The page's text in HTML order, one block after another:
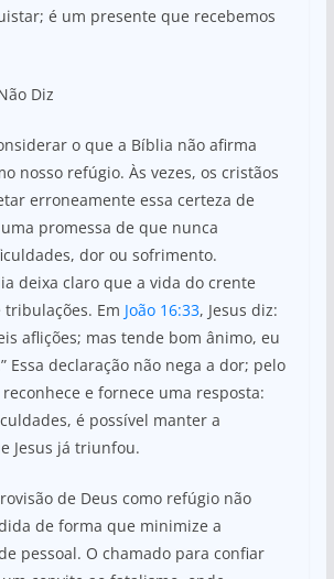
é um presente que recebemos
Diz
o que a Bíblia não afirma
nosso refúgio. Às vezes, os cristãos
erroneamente essa certeza de
promessa de que nunca
dor ou sofrimento.
deixa claro que a vida do crente
Em João 16:33, Jesus diz:
aflições; mas tende bom ânimo, eu
Essa declaração não nega a dor; pelo
e fornece uma resposta:
é possível manter a
Jesus já triunfou.
de Deus como refúgio não
de forma que minimize a
pessoal. O chamado para confiar